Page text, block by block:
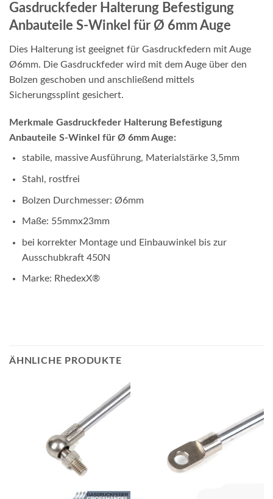
Gasdruckfeder Halterung Befestigung
Anbauteile S-Winkel für Ø 6mm Auge
Dies Halterung ist geeignet für Gasdruckfedern mit Auge
Ø6mm. Die Gasdruckfeder wird mit dem Auge über den
Bolzen geschoben und anschließend mittels
Sicherungssplint gesichert.
Merkmale Gasdruckfeder Halterung Befestigung
Anbauteile S-Winkel für Ø 6mm Auge:
stabile, massive Ausführung, Materialstärke 3,5mm
Stahl, rostfrei
Bolzen Durchmesser: Ø6mm
Maße: 55mmx23mm
bei korrekter Montage und Einbauwinkel bis zur
Ausschubkraft 450N
Marke: RhedexX®
ÄHNLICHE PRODUKTE